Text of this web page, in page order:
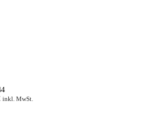
inkl. MwSt.